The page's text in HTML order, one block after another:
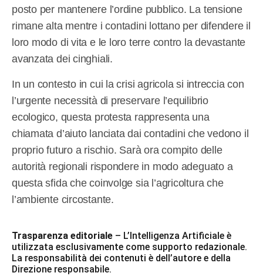
posto per mantenere l’ordine pubblico. La tensione
rimane alta mentre i contadini lottano per difendere il
loro modo di vita e le loro terre contro la devastante
avanzata dei cinghiali.
In un contesto in cui la crisi agricola si intreccia con
l’urgente necessità di preservare l’equilibrio
ecologico, questa protesta rappresenta una
chiamata d’aiuto lanciata dai contadini che vedono il
proprio futuro a rischio. Sarà ora compito delle
autorità regionali rispondere in modo adeguato a
questa sfida che coinvolge sia l’agricoltura che
l’ambiente circostante.
Trasparenza editoriale – L’Intelligenza Artificiale è
utilizzata esclusivamente come supporto redazionale.
La responsabilità dei contenuti è dell’autore e della
Direzione responsabile.